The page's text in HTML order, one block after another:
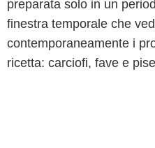
preparata solo in un
finestra temporale che
contemporaneamente i
ricetta: carciofi, fave e